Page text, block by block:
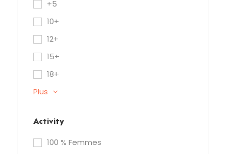
+5
10+
12+
15+
18+
Plus
Activity
100 % Femmes